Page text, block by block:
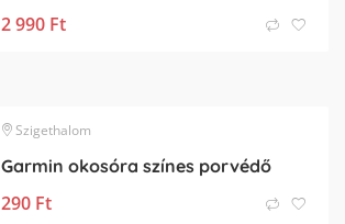
2 990 Ft
Szigethalom
Garmin okosóra színes porvédő
290 Ft